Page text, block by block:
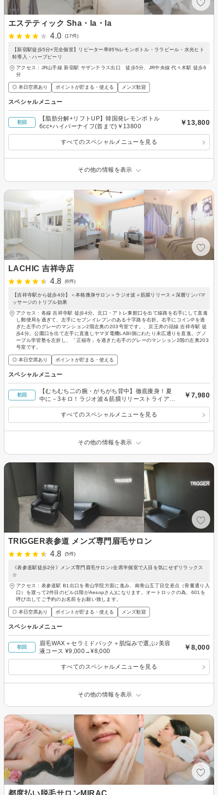
エステティック Sha・la・la
4.0
(17件)
【新宿駅徒歩5分×完全個室】リピーター率95%レモンボトル・ララピール・水光ヒト
幹導入・ハーブピーリ
アクセス：JR山手線 新宿駅 サザンテラス出口 徒歩5分、JR中央線 代々木駅 徒歩6
分
◎ 本日空席あり ポイントが貯まる・使える メンズ歓迎
スペシャルメニュー
初回
【脂肪分解+リフトUP】韓国発レモンボトル
6cc+ハイパーナイフ(首まで)￥13800
￥13,800
すべてのスペシャルメニューを見る
その他の情報を表示
LACHIC 吉祥寺店
4.8
(6件)
【吉祥寺駅から徒歩4分】＜本格痩身サロン＞ラジオ波＋筋膜リリース＋深層リンパマ
ッサージのトリプル効果
アクセス：各線 吉祥寺駅 徒歩4分。北口・アトレ東館口を出て線路を右手にして直進
し郵便局を過ぎて、左手にセブンイレブンのある十字路を右折。右手にコインPを過
ぎた左手のグレーのマンション2階左奥の203号室です。、京王井の頭線 吉祥寺駅 徒
歩4分。公園口を出て左手に直進しヤマダ電機LABI側にわたり末広通りを直進。グノ
ーブル学習塾を左折し、「正福寺」を過ぎた右手のグレーのマンション2階の左奥203
号室です。
◎ 本日空席あり ポイントが貯まる・使える
スペシャルメニュー
初回
【むちむち二の腕・がちがち背中】徹底痩身！夏
中に－3キロ！ラジオ波＆筋膜リリーストライアル
コース90
￥7,980
すべてのスペシャルメニューを見る
その他の情報を表示
TRIGGER表参道 メンズ専門眉毛サロン
4.8
(5件)
《表参道駅徒歩2分》メンズ専門眉毛サロン♪全席半個室で人目を気にせずリラックス
☆
アクセス：表参道駅 B1出口を青山学院方面に進み、南青山五丁目交差点（骨董通り入
口）を渡って2件目のビル(1階がAesopさん)になります。オートロックの為、601を
呼び出してご予約のお名前をお願い致します。
◎ 本日空席あり ポイントが貯まる・使える メンズ歓迎
スペシャルメニュー
初回
眉毛WAX＋セラミドパック＋肌悩みで選ぶ♪美容
液コース ¥9,000→¥8,000
￥8,000
すべてのスペシャルメニューを見る
その他の情報を表示